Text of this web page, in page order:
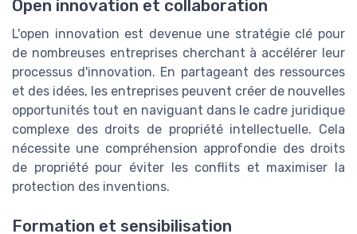
Open innovation et collaboration
L'open innovation est devenue une stratégie clé pour
de nombreuses entreprises cherchant à accélérer leur
processus d'innovation. En partageant des ressources
et des idées, les entreprises peuvent créer de nouvelles
opportunités tout en naviguant dans le cadre juridique
complexe des droits de propriété intellectuelle. Cela
nécessite une compréhension approfondie des droits
de propriété pour éviter les conflits et maximiser la
protection des inventions.
Formation et sensibilisation